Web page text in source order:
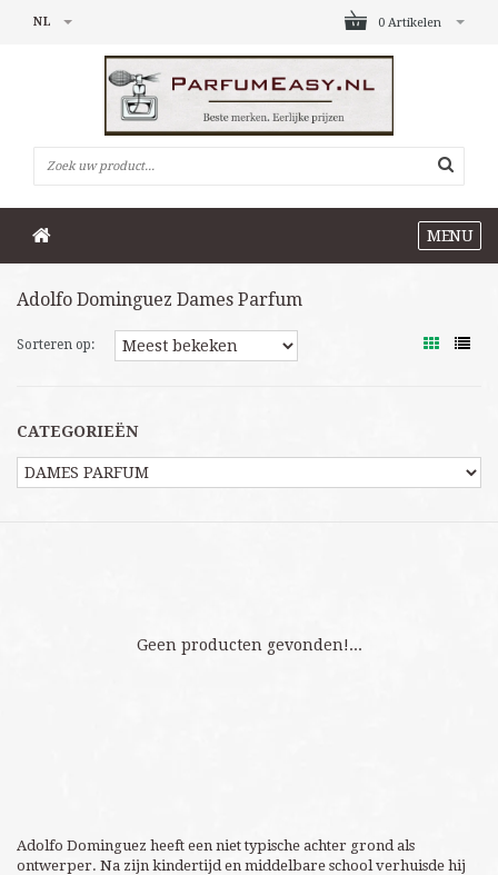
0 Artikelen
NL
MENU
Adolfo Dominguez Dames Parfum
Sorteren op:
CATEGORIEËN
Geen producten gevonden!...
Adolfo Dominguez heeft een niet typische achter grond als
ontwerper. Na zijn kindertijd en middelbare school verhuisde hij